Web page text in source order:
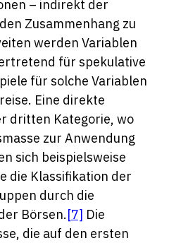
– indirekt der
Zusammenhang zu
werden Variablen
für spekulative
für solche Variablen
Eine direkte
dritten Kategorie, wo
zur Anwendung
sich beispielsweise
die Klassifikation der
durch die
Börsen.[7] Die
die auf den ersten